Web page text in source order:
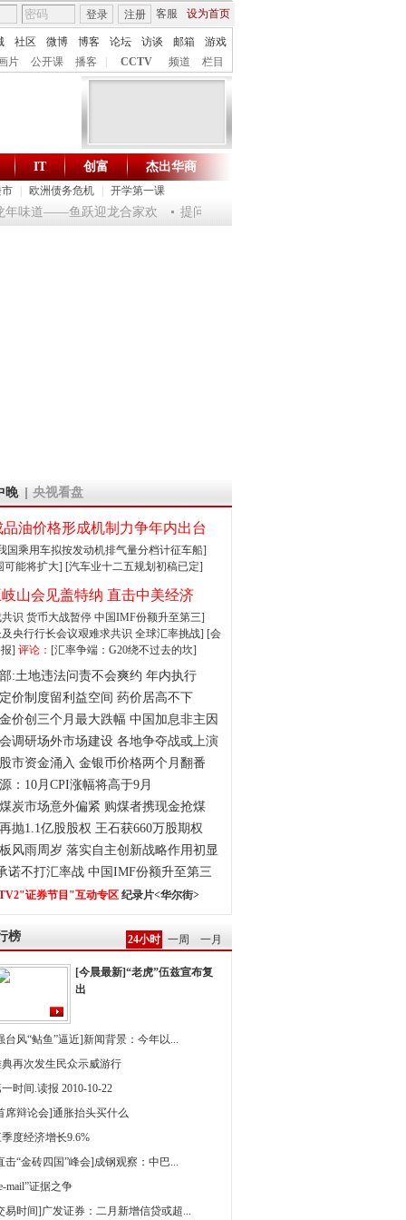
客服 设为首页
登录 注册
社区 微博 博客 论坛 访谈 邮箱
游戏
片 公开课 播客 CCTV 频道 栏目
财智生活 一键通达
市 欧洲债务危机 开学第一课
IT 创富 杰出华商
味道——鱼跃迎龙合家欢 提问2012：机遇与悬念共存
晚 央视看盘
品油价格形成机制力争年内出台
国乘用车拟按发动机排气量分档计征车船]
可能将扩大] [汽车业十二五规划初稿已定]
岐山会见盖特纳 直击中美经济
共识 货币大战暂停 中国IMF份额升至第三]
及央行行长会议艰难求共识 全球汇率挑战] [会
] 评论： [汇率争端：G20绕不过去的坎]
:土地违法问责不会爽约 年内执行
价制度留利益空间 药价居高不下
价创三个月最大跌幅 中国加息非主因
调研场外市场建设 各地争夺战或上演
市资金涌入 金银币价格两个月翻番
：10月CPI涨幅将高于9月
炭市场意外偏紧 购煤者携现金抢煤
抛1.1亿股股权 王石获660万股期权
风雨周岁 落实自主创新战略作用初显
诺不打汇率战 中国IMF份额升至第三
证券节目"互动专区 纪录片<华尔街>
榜 24小时 一周 一月
[今晨最新]“老虎”伍兹宣布复
出
台风“鲇鱼”逼近]新闻背景：今年以...
再次发生民众示威游行
时间.读报 2010-10-22
席辩论会]通胀抬头买什么
度经济增长9.6%
击“金砖四国”峰会]成钢观察：中巴...
mail”证据之争
易时间]广发证券：二月新增信贷或超...